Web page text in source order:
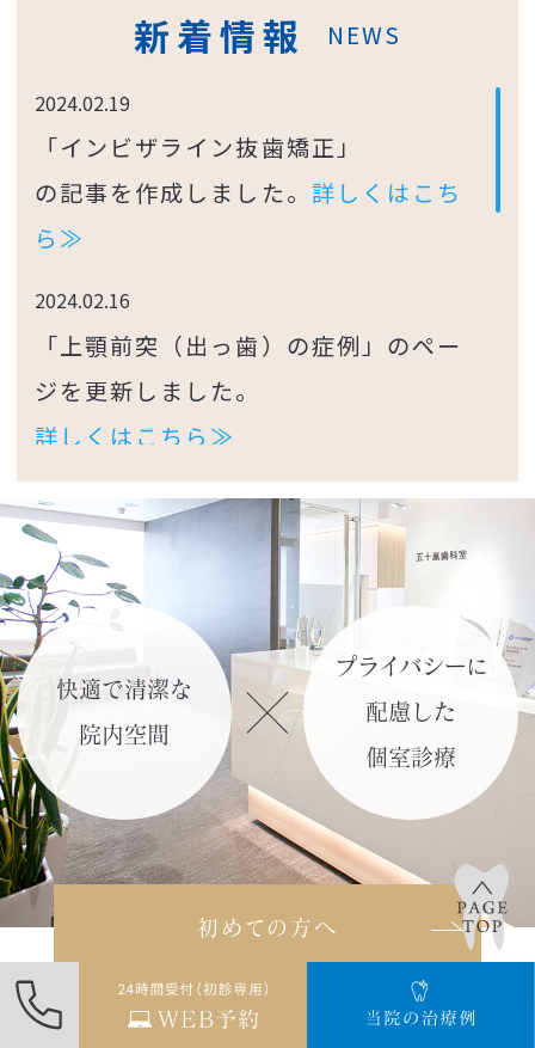
新着情報 NEWS
2024.02.19
「インビザライン抜歯矯正」
の記事を作成しました。 詳しくはこち
ら≫
2024.02.16
「上顎前突（出っ歯）の症例」のペー
ジを更新しました。
詳しくはこちら≫
2024.02.13
「リモートチェック（遠隔モニタリン
グ）」
の記事を作成しました。詳しくはこち
ら≫
2024.02.11
「光加速矯正装置（オルソパルス）」
のページを更新しました。
詳しくはこちら≫
「矯正年齢別のお悩みについて」の記
事を更新しました。
快適で清潔な
院内空間
プライバシーに
配慮した
個室診療
初めての方へ